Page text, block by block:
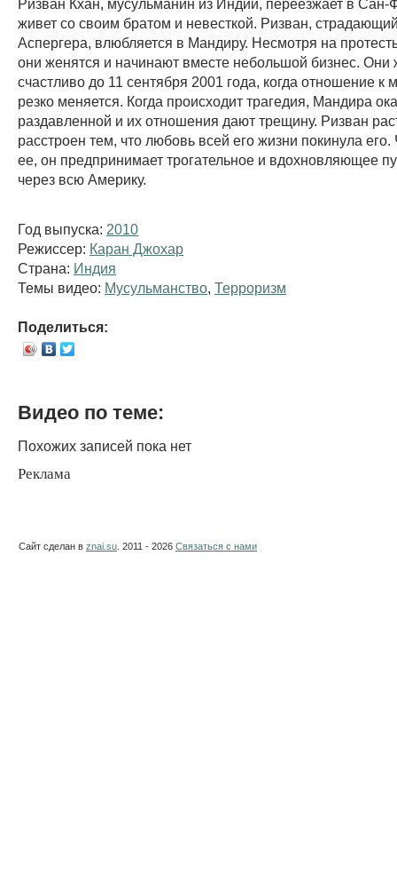
живет со своим братом и невесткой. Ризван,
Аспергера, влюбляется в Мандиру. Несмотря на
они женятся и начинают вместе небольшой бизнес. Они
счастливо до 11 сентября 2001 года, когда отношение к
резко меняется. Когда происходит трагедия, Мандира
раздавленной и их отношения дают трещину. Ризван
расстроен тем, что любовь всей его жизни покинула
ее, он предпринимает трогательное и вдохновляющее
через всю Америку.
Год выпуска: 2010
Режиссер: Каран Джохар
Страна: Индия
Темы видео: Мусульманство Терроризм
Поделиться:
Видео по теме:
Похожих записей пока нет
Реклама
Сайт сделан в znai.su . 2011 - 2026 Связаться с нами